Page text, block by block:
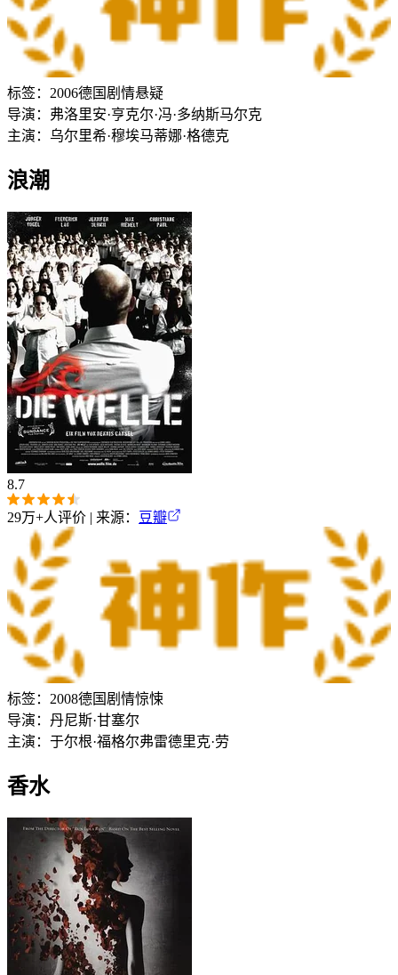
标签： 2006德国 剧情悬疑
导演： 弗洛里安·亨克尔·冯·多纳斯马尔克
主演： 乌尔里希·穆埃马蒂娜·格德克
浪潮
8.7
29万+人评价 | 来源： 豆瓣
标签： 2008德国 剧情惊悚
导演： 丹尼斯·甘塞尔
主演： 于尔根·福格尔弗雷德里克·劳
香水